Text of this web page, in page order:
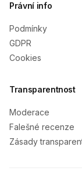
Právní info
Podmínky
GDPR
Cookies
Transparentnost
Moderace
Falešné recenze
Zásady